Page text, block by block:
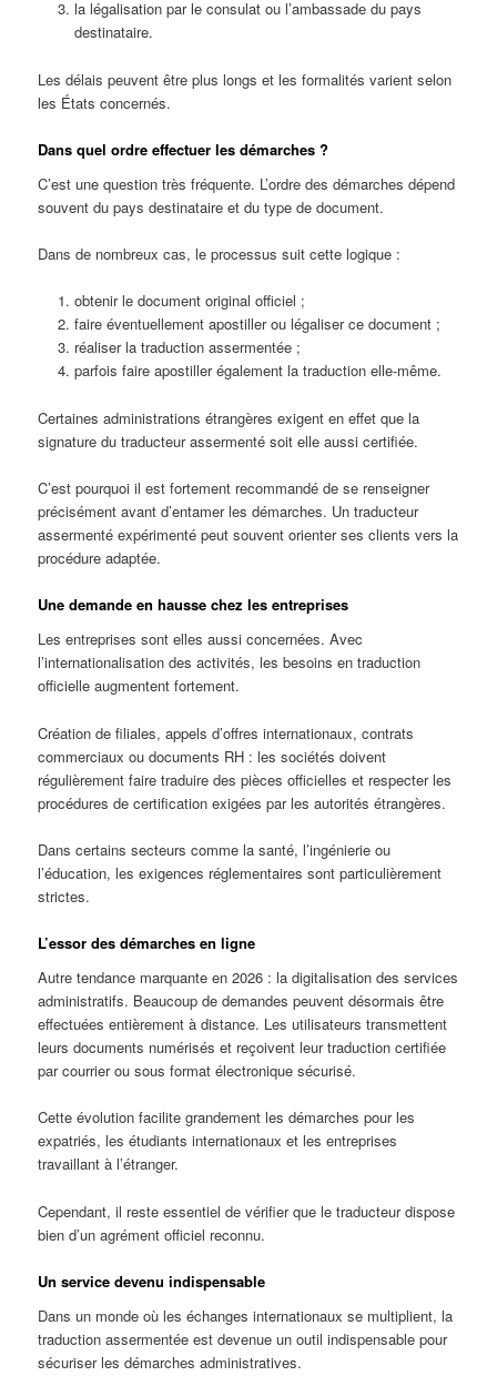
la légalisation par le consulat ou l’ambassade du pays
destinataire.
Les délais peuvent être plus longs et les formalités varient selon
les États concernés.
Dans quel ordre effectuer les démarches ?
C’est une question très fréquente. L’ordre des démarches dépend
souvent du pays destinataire et du type de document.
Dans de nombreux cas, le processus suit cette logique :
obtenir le document original officiel ;
faire éventuellement apostiller ou légaliser ce document ;
réaliser la traduction assermentée ;
parfois faire apostiller également la traduction elle-même.
Certaines administrations étrangères exigent en effet que la
signature du traducteur assermenté soit elle aussi certifiée.
C’est pourquoi il est fortement recommandé de se renseigner
précisément avant d’entamer les démarches. Un traducteur
assermenté expérimenté peut souvent orienter ses clients vers la
procédure adaptée.
Une demande en hausse chez les entreprises
Les entreprises sont elles aussi concernées. Avec
l’internationalisation des activités, les besoins en traduction
officielle augmentent fortement.
Création de filiales, appels d’offres internationaux, contrats
commerciaux ou documents RH : les sociétés doivent
régulièrement faire traduire des pièces officielles et respecter les
procédures de certification exigées par les autorités étrangères.
Dans certains secteurs comme la santé, l’ingénierie ou
l’éducation, les exigences réglementaires sont particulièrement
strictes.
L’essor des démarches en ligne
Autre tendance marquante en 2026 : la digitalisation des services
administratifs. Beaucoup de demandes peuvent désormais être
effectuées entièrement à distance. Les utilisateurs transmettent
leurs documents numérisés et reçoivent leur traduction certifiée
par courrier ou sous format électronique sécurisé.
Cette évolution facilite grandement les démarches pour les
expatriés, les étudiants internationaux et les entreprises
travaillant à l’étranger.
Cependant, il reste essentiel de vérifier que le traducteur dispose
bien d’un agrément officiel reconnu.
Un service devenu indispensable
Dans un monde où les échanges internationaux se multiplient, la
traduction assermentée est devenue un outil indispensable pour
sécuriser les démarches administratives.